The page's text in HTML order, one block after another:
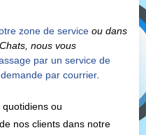
zone de service ou dans
nous vous
par un service de
par courrier.
ou
nos clients dans notre